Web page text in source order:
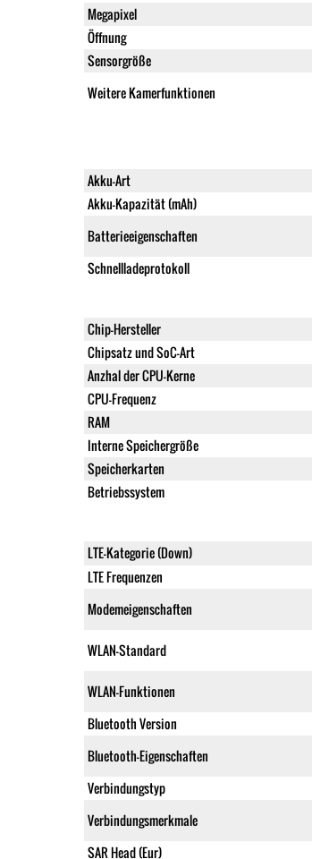
Megapixel
Öffnung
Sensorgröße
Weitere Kamerfunktionen
Akku-Art
Akku-Kapazität (mAh)
Batterieeigenschaften
Schnellladeprotokoll
Chip-Hersteller
Chipsatz und SoC-Art
Anzhal der CPU-Kerne
CPU-Frequenz
RAM
Interne Speichergröße
Speicherkarten
Betriebssystem
LTE-Kategorie (Down)
LTE Frequenzen
Modemeigenschaften
WLAN-Standard
WLAN-Funktionen
Bluetooth Version
Bluetooth-Eigenschaften
Verbindungstyp
Verbindungsmerkmale
SAR Head (Eur)